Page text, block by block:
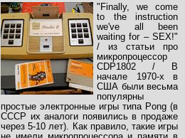
"Finally, we come
to the instruction
we've all been
waiting for – SEX!"
/ из статьи про
микропроцессор
CDP1802 / В
начале 1970-х в
США были весьма
популярны
простые электронные игры типа Pong (в
СССР их аналоги появились в продаже
через 5-10 лет). Как правило, такие игры